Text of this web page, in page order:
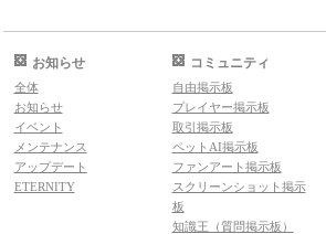
お知らせ
全体
お知らせ
イベント
メンテナンス
アップデート
ETERNITY
コミュニティ
自由掲示板
プレイヤー掲示板
取引掲示板
ペットAI掲示板
ファンアート掲示板
スクリーンショット掲示
板
知識王（質問掲示板）